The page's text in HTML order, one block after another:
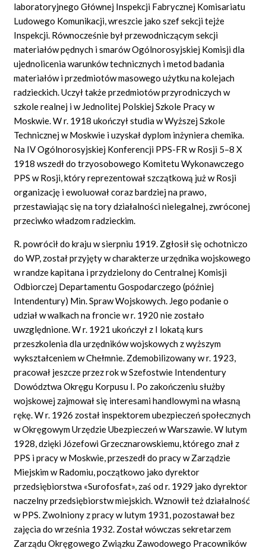
laboratoryjnego Głównej Inspekcji Fabrycznej Komisariatu
Ludowego Komunikacji, wreszcie jako szef sekcji tejże
Inspekcji. Równocześnie był przewodniczącym sekcji
materiałów pędnych i smarów Ogólnorosyjskiej Komisji dla
ujednolicenia warunków technicznych i metod badania
materiałów i przedmiotów masowego użytku na kolejach
radzieckich. Uczył także przedmiotów przyrodniczych w
szkole realnej i w Jednolitej Polskiej Szkole Pracy w
Moskwie. W r. 1918 ukończył studia w Wyższej Szkole
Technicznej w Moskwie i uzyskał dyplom inżyniera chemika.
Na IV Ogólnorosyjskiej Konferencji PPS-FR w Rosji 5–8 X
1918 wszedł do trzyosobowego Komitetu Wykonawczego
PPS w Rosji, który reprezentował szczątkową już w Rosji
organizację i ewoluował coraz bardziej na prawo,
przestawiając się na tory działalności nielegalnej, zwróconej
przeciwko władzom radzieckim.
R. powrócił do kraju w sierpniu 1919. Zgłosił się ochotniczo
do WP, został przyjęty w charakterze urzędnika wojskowego
w randze kapitana i przydzielony do Centralnej Komisji
Odbiorczej Departamentu Gospodarczego (później
Intendentury) Min. Spraw Wojskowych. Jego podanie o
udział w walkach na froncie w r. 1920 nie zostało
uwzględnione. W r. 1921 ukończył z I lokatą kurs
przeszkolenia dla urzędników wojskowych z wyższym
wykształceniem w Chełmnie. Zdemobilizowany w r. 1923,
pracował jeszcze przez rok w Szefostwie Intendentury
Dowództwa Okręgu Korpusu I. Po zakończeniu służby
wojskowej zajmował się interesami handlowymi na własną
rękę. W r. 1926 został inspektorem ubezpieczeń społecznych
w Okręgowym Urzędzie Ubezpieczeń w Warszawie. W lutym
1928, dzięki Józefowi Grzecznarowskiemu, którego znał z
PPS i pracy w Moskwie, przeszedł do pracy w Zarządzie
Miejskim w Radomiu, początkowo jako dyrektor
przedsiębiorstwa «Surofosfat», zaś od r. 1929 jako dyrektor
naczelny przedsiębiorstw miejskich. Wznowił też działalność
w PPS. Zwolniony z pracy w lutym 1931, pozostawał bez
zajęcia do września 1932. Został wówczas sekretarzem
Zarządu Okręgowego Związku Zawodowego Pracowników